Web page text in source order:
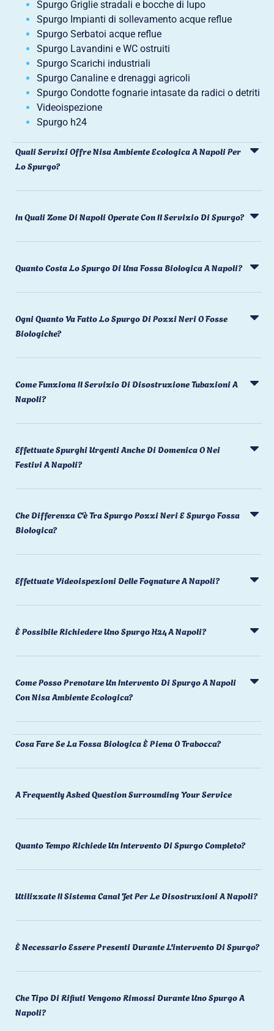
Spurgo Griglie stradali e bocche di lupo
Spurgo Impianti di sollevamento acque reflue
Spurgo Serbatoi acque reflue
Spurgo Lavandini e WC ostruiti
Spurgo Scarichi industriali
Spurgo Canaline e drenaggi agricoli
Spurgo Condotte fognarie intasate da radici o detriti
Videoispezione
Spurgo h24
Quali Servizi Offre Nisa Ambiente Ecologica A Napoli Per
Lo Spurgo?
In Quali Zone Di Napoli Operate Con Il Servizio Di Spurgo?
Quanto Costa Lo Spurgo Di Una Fossa Biologica A Napoli?
Ogni Quanto Va Fatto Lo Spurgo Di Pozzi Neri O Fosse
Biologiche?
Come Funziona Il Servizio Di Disostruzione Tubazioni A
Napoli?
Effettuate Spurghi Urgenti Anche Di Domenica O Nei
Festivi A Napoli?
Che Differenza C'è Tra Spurgo Pozzi Neri E Spurgo Fossa
Biologica?
Effettuate Videoispezioni Delle Fognature A Napoli?
È Possibile Richiedere Uno Spurgo H24 A Napoli?
Come Posso Prenotare Un Intervento Di Spurgo A Napoli
Con Nisa Ambiente Ecologica?
Cosa Fare Se La Fossa Biologica È Piena O Trabocca?
A Frequently Asked Question Surrounding Your Service
Quanto Tempo Richiede Un Intervento Di Spurgo Completo?
Utilizzate Il Sistema Canal Jet Per Le Disostruzioni A Napoli?
È Necessario Essere Presenti Durante L'intervento Di Spurgo?
Che Tipo Di Rifiuti Vengono Rimossi Durante Uno Spurgo A
Napoli?